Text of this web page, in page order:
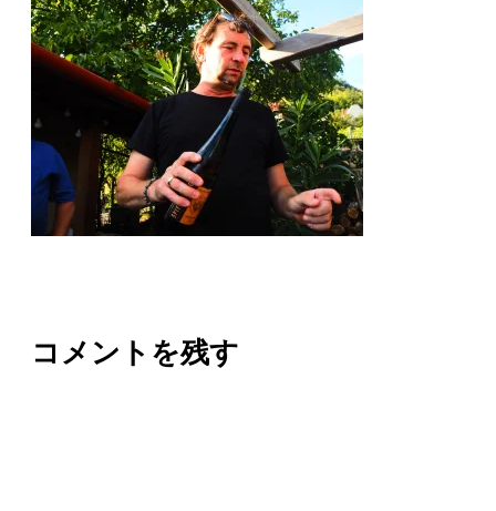
コメントを残す